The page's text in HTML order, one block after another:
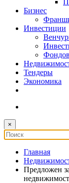
Бизнес
Инвестиции
Тендеры
Экономика
×
Главная
Предложен